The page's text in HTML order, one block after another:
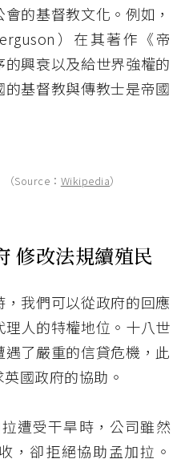
的基督教文化。例如，
）在其著作《帝
興衰以及給世界強權的
基督教與傳教士是帝國
Source： Wikipedia）
修改法規續殖民
我們可以從政府的回應
人的特權地位。十八世
了嚴重的信貸危機，此
國政府的協助。
遭受干旱時，公司雖然
，卻拒絕協助孟加拉。